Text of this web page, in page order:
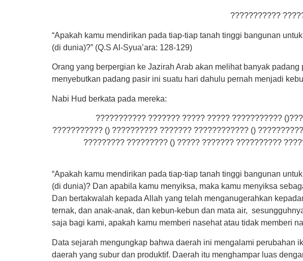
???????????
“Apakah kamu mendirikan pada tiap-tiap tanah tinggi bangunan
(di dunia)?” (Q.S Al-Syua’ara: 128-129)
Orang yang berpergian ke Jazirah Arab akan melihat banyak
menyebutkan padang pasir ini suatu hari dahulu pernah menjadi
Nabi Hud berkata pada mereka:
??????????? ??????? ????? ????? ???????????
??????????? () ?????????? ??????? ???????????? ()
????????? ????????? () ????? ??????? ??????????
“Apakah kamu mendirikan pada tiap-tiap tanah tinggi bangunan
(di dunia)? Dan apabila kamu menyiksa, maka kamu menyiksa
Dan bertakwalah kepada Allah yang telah menganugerahkan
ternak, dan anak-anak, dan kebun-kebun dan mata air,
saja bagi kami, apakah kamu memberi nasehat atau tidak memberi
Data sejarah mengungkap bahwa daerah ini mengalami perubahan
daerah yang subur dan produktif. Daerah itu menghampar luas